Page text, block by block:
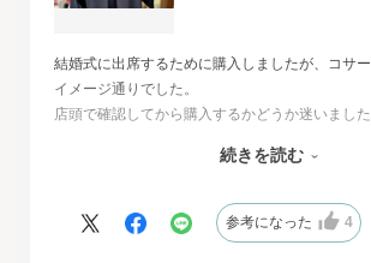
結婚式に出席するために購入しましたが、コサ
イメージ通りでした。
店頭で確認してから購入するかどうか迷いまし
オンラインショップは写真数が多くじっくりと
また、購入するとすぐに届くのでとても便利だ
続きを読む
参考になった 4